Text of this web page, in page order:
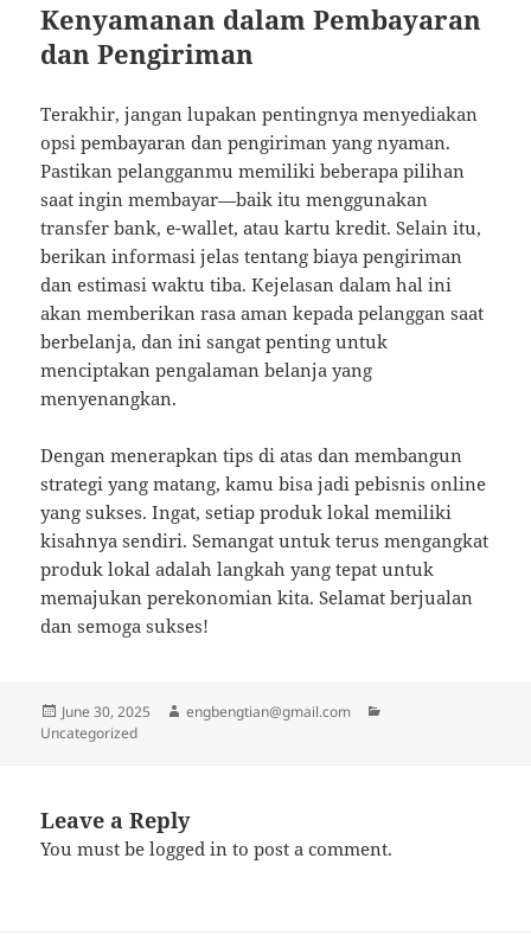
Kenyamanan dalam Pembayaran
dan Pengiriman
Terakhir, jangan lupakan pentingnya menyediakan
opsi pembayaran dan pengiriman yang nyaman.
Pastikan pelangganmu memiliki beberapa pilihan
saat ingin membayar—baik itu menggunakan
transfer bank, e-wallet, atau kartu kredit. Selain itu,
berikan informasi jelas tentang biaya pengiriman
dan estimasi waktu tiba. Kejelasan dalam hal ini
akan memberikan rasa aman kepada pelanggan saat
berbelanja, dan ini sangat penting untuk
menciptakan pengalaman belanja yang
menyenangkan.
Dengan menerapkan tips di atas dan membangun
strategi yang matang, kamu bisa jadi pebisnis online
yang sukses. Ingat, setiap produk lokal memiliki
kisahnya sendiri. Semangat untuk terus mengangkat
produk lokal adalah langkah yang tepat untuk
memajukan perekonomian kita. Selamat berjualan
dan semoga sukses!
Posted
on
June 30, 2025 Author
engbengtian@gmail.com
Uncategorized
Leave a Reply
You must belogged in to post a comment.